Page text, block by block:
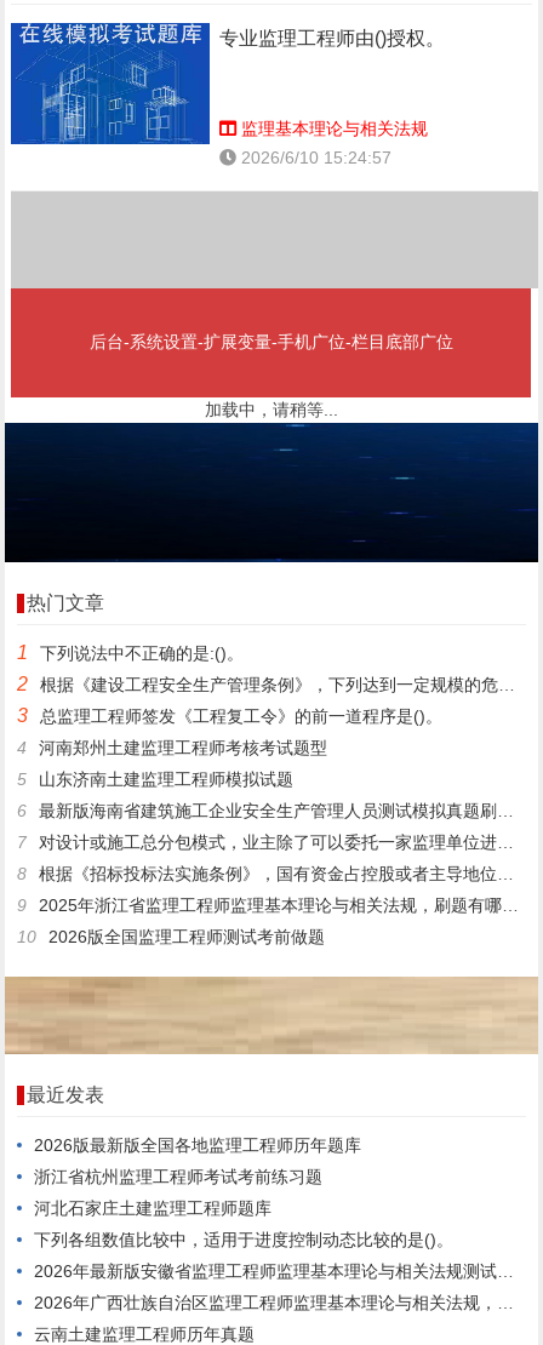
专业监理工程师由()授权。
监理基本理论与相关法规
2026/6/10 15:24:57
后台-系统设置-扩展变量-手机广位-栏目底部广位
加载中，请稍等...
热门文章
1 下列说法中不正确的是:()。
2 根据《建设工程安全生产管理条例》，下列达到一定规模的危险性较大的分部分项工程中，需由施工单位组织专家对专项施工方案进行论证.审查的是()。
3
总监理工程师签发《工程复工令》的前一道程序是()。
4
河南郑州土建监理工程师考核考试题型
5
山东济南土建监理工程师模拟试题
6
最新版海南省建筑施工企业安全生产管理人员测试模拟真题刷题app
7
对设计或施工总分包模式，业主除了可以委托一家监理单位进行实施阶段全过程监理之外，还可能()。
8
根据《招标投标法实施条例》，国有资金占控股或者主导地位的依法应公开招标的项目，经有关部门批准可采用邀请招标方式的是()的项目。
9
2025年浙江省监理工程师监理基本理论与相关法规，刷题有哪些平台?
10
2026版全国监理工程师测试考前做题
最近发表
2026版最新版全国各地监理工程师历年题库
浙江省杭州监理工程师考试考前练习题
河北石家庄土建监理工程师题库
下列各组数值比较中，适用于进度控制动态比较的是()。
2026年最新版安徽省监理工程师监理基本理论与相关法规测试历年真题
2026年广西壮族自治区监理工程师监理基本理论与相关法规，内容有哪些？
云南土建监理工程师历年真题